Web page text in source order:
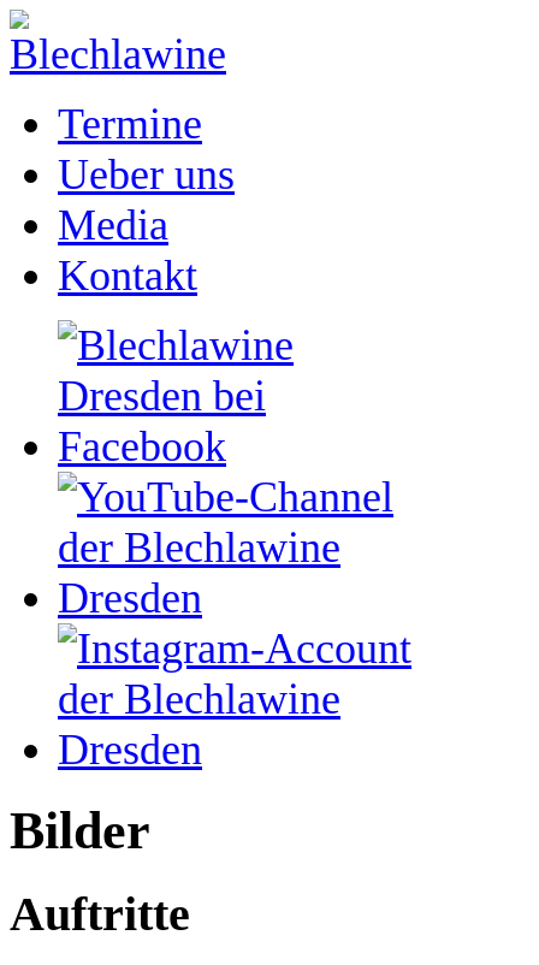
Termine
Ueber uns
Media
Kontakt
Bilder
Auftritte